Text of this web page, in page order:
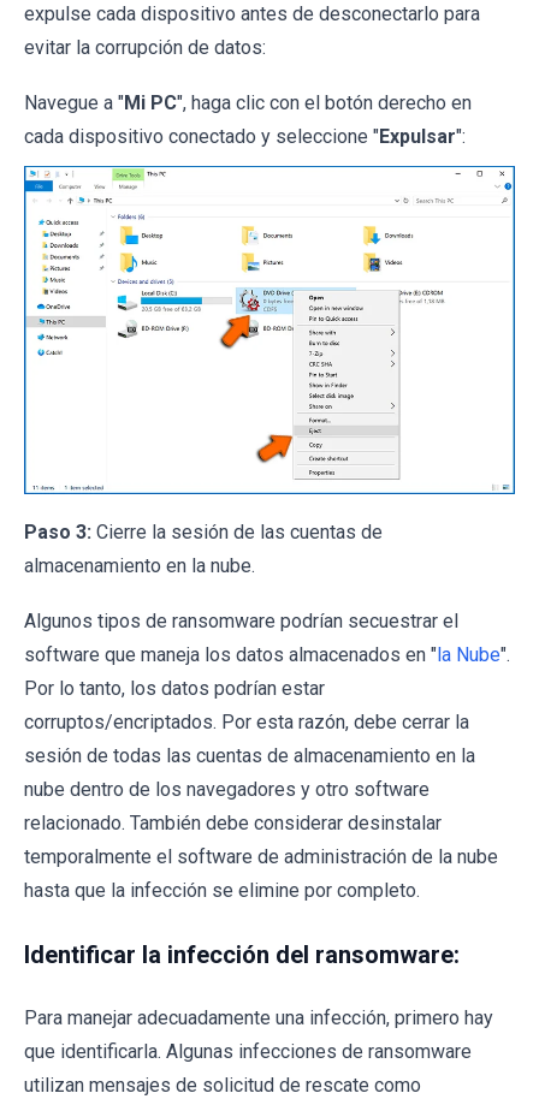
expulse cada dispositivo antes de desconectarlo para
evitar la corrupción de datos:
Navegue a "Mi PC", haga clic con el botón derecho en
cada dispositivo conectado y seleccione "Expulsar":
Paso 3: Cierre la sesión de las cuentas de
almacenamiento en la nube.
Algunos tipos de ransomware podrían secuestrar el
software que maneja los datos almacenados en "la Nube".
Por lo tanto, los datos podrían estar
corruptos/encriptados. Por esta razón, debe cerrar la
sesión de todas las cuentas de almacenamiento en la
nube dentro de los navegadores y otro software
relacionado. También debe considerar desinstalar
temporalmente el software de administración de la nube
hasta que la infección se elimine por completo.
Identificar la infección del ransomware:
Para manejar adecuadamente una infección, primero hay
que identificarla. Algunas infecciones de ransomware
utilizan mensajes de solicitud de rescate como